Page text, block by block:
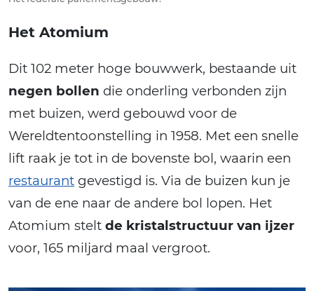
Het Atomium
Dit 102 meter hoge bouwwerk, bestaande uit
negen bollen die onderling verbonden zijn
met buizen, werd gebouwd voor de
Wereldtentoonstelling in 1958. Met een snelle
lift raak je tot in de bovenste bol, waarin een
restaurant gevestigd is. Via de buizen kun je
van de ene naar de andere bol lopen. Het
Atomium stelt de kristalstructuur van ijzer
voor, 165 miljard maal vergroot.